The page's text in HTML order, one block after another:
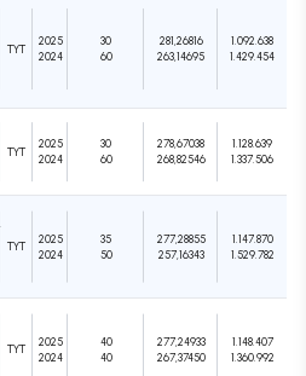
TYT
2025
2024
30
60
281,26816
263,14695
1.092.638
1.429.454
TYT
2025
2024
30
60
278,67038
268,82546
1.128.639
1.337.506
TYT
2025
2024
35
50
277,28855
257,16343
1.147.870
1.529.782
TYT
2025
2024
40
40
277,24933
267,37450
1.148.407
1.360.992